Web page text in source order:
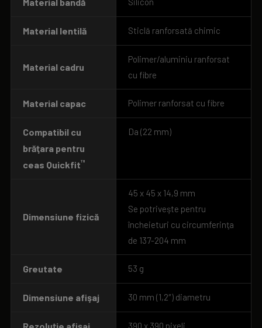
Material lentilă Sticlă ranforsată chimic
Material cadru
Polimer/aluminiu ranforsat
cu fibre
Material capac Polimer ranforsat cu fibre
Compatibil cu
brăţara pentru
ceas Quickfit™
Da (22 mm)
Dimensiune fizică
45 x 45 x 14,9 mm
Se potriveşte pentru
încheieturi cu circumferinţa
de 137-204 mm
Greutate 53 g
Dimensiune afişaj 30 mm (1,2″) diametru
390 x 390 pixeli